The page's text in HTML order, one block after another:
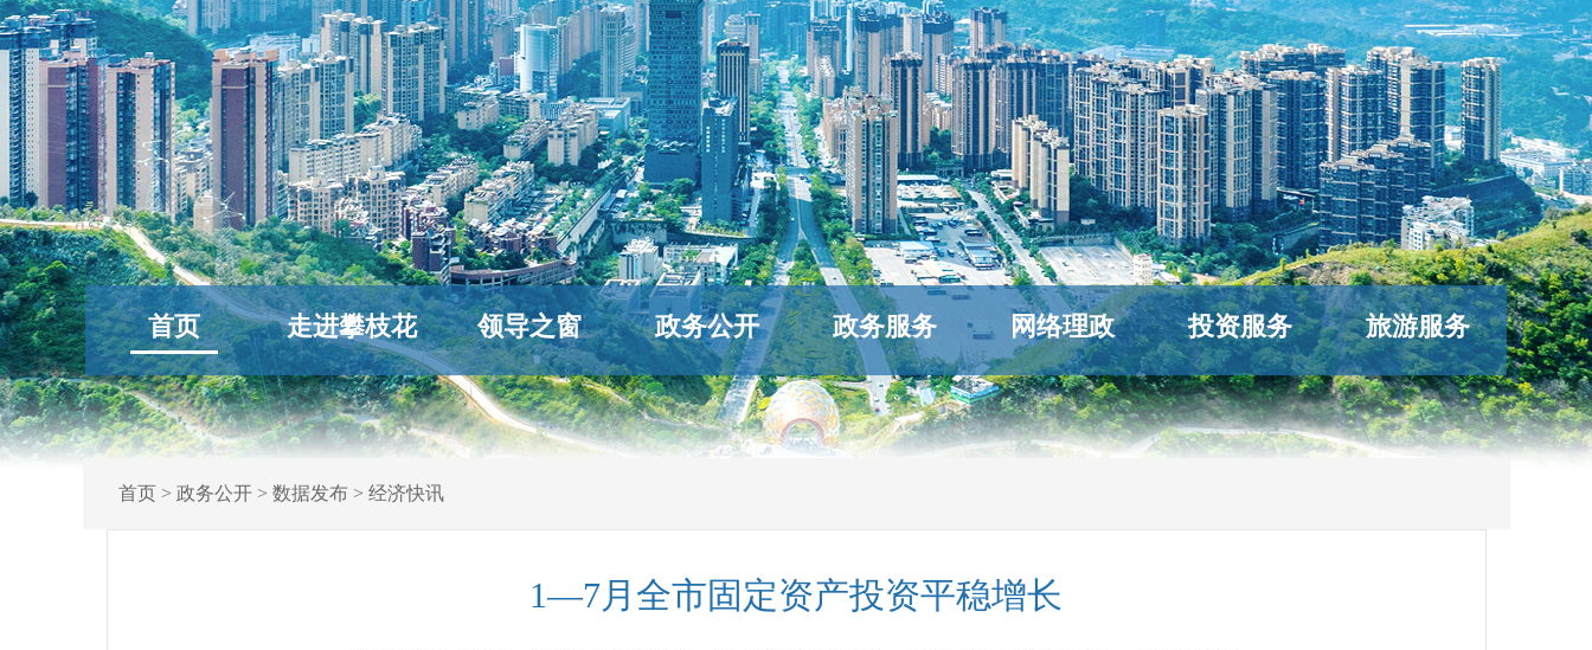
首页 走进攀枝花 领导之窗 政务公开 政务服务 网络理政 投资服务 旅游服务
首页> 政务公开> 数据发布> 经济快讯
1—7月全市固定资产投资平稳增长